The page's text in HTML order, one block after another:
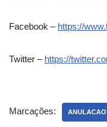
Facebook – https://
Twitter – https://
Marcações: